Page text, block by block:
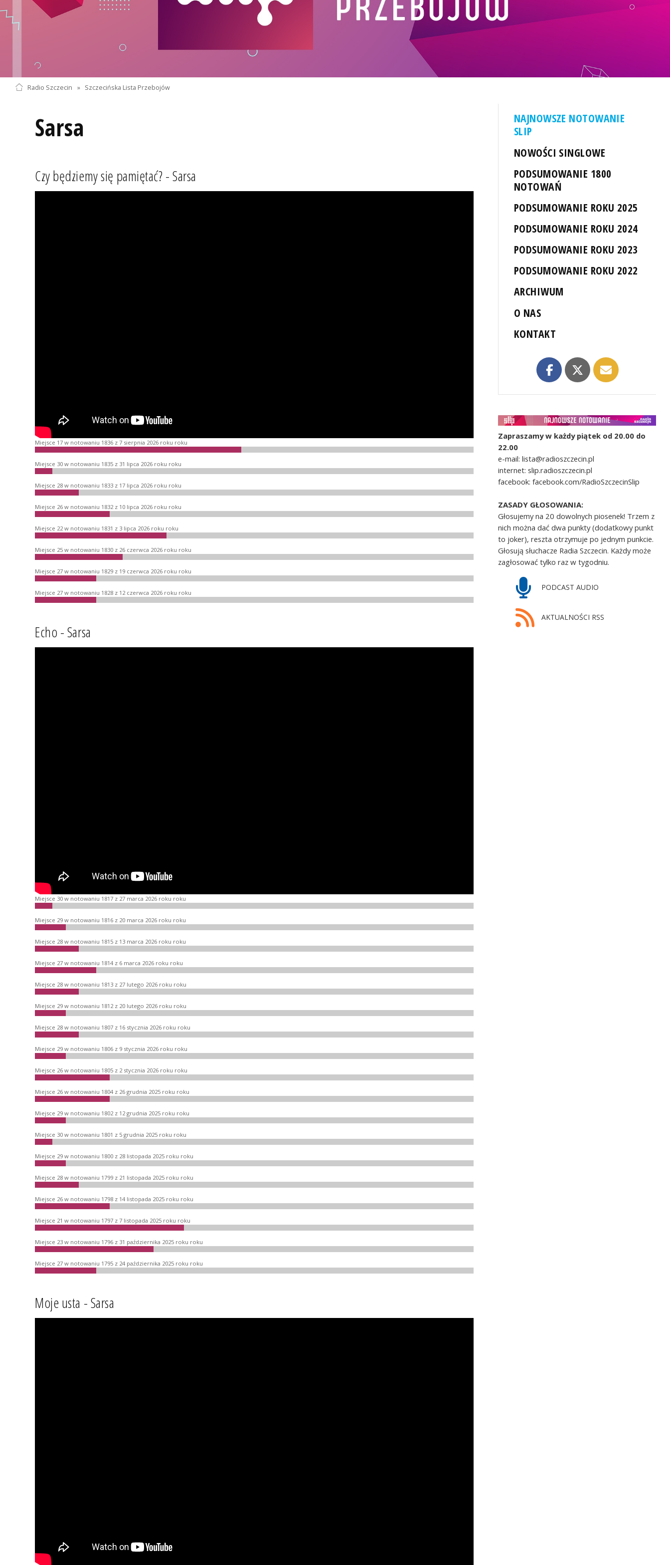
Radio Szczecin » Szczecińska Lista Przebojów
Sarsa
Czy będziemy się pamiętać? - Sarsa
Miejsce 17 w notowaniu 1836 z 7 sierpnia 2026 roku roku
Miejsce 30 w notowaniu 1835 z 31 lipca 2026 roku roku
Miejsce 28 w notowaniu 1833 z 17 lipca 2026 roku roku
Miejsce 26 w notowaniu 1832 z 10 lipca 2026 roku roku
Miejsce 22 w notowaniu 1831 z 3 lipca 2026 roku roku
Miejsce 25 w notowaniu 1830 z 26 czerwca 2026 roku roku
Miejsce 27 w notowaniu 1829 z 19 czerwca 2026 roku roku
Miejsce 27 w notowaniu 1828 z 12 czerwca 2026 roku roku
Echo - Sarsa
Miejsce 30 w notowaniu 1817 z 27 marca 2026 roku roku
Miejsce 29 w notowaniu 1816 z 20 marca 2026 roku roku
Miejsce 28 w notowaniu 1815 z 13 marca 2026 roku roku
Miejsce 27 w notowaniu 1814 z 6 marca 2026 roku roku
Miejsce 28 w notowaniu 1813 z 27 lutego 2026 roku roku
Miejsce 29 w notowaniu 1812 z 20 lutego 2026 roku roku
Miejsce 28 w notowaniu 1807 z 16 stycznia 2026 roku roku
Miejsce 29 w notowaniu 1806 z 9 stycznia 2026 roku roku
Miejsce 26 w notowaniu 1805 z 2 stycznia 2026 roku roku
Miejsce 26 w notowaniu 1804 z 26 grudnia 2025 roku roku
Miejsce 29 w notowaniu 1802 z 12 grudnia 2025 roku roku
Miejsce 30 w notowaniu 1801 z 5 grudnia 2025 roku roku
Miejsce 29 w notowaniu 1800 z 28 listopada 2025 roku roku
Miejsce 28 w notowaniu 1799 z 21 listopada 2025 roku roku
Miejsce 26 w notowaniu 1798 z 14 listopada 2025 roku roku
Miejsce 21 w notowaniu 1797 z 7 listopada 2025 roku roku
Miejsce 23 w notowaniu 1796 z 31 października 2025 roku roku
Miejsce 27 w notowaniu 1795 z 24 października 2025 roku roku
Moje usta - Sarsa
NAJNOWSZE NOTOWANIE
SLIP
NOWOŚCI SINGLOWE
PODSUMOWANIE 1800
NOTOWAŃ
PODSUMOWANIE ROKU 2025
PODSUMOWANIE ROKU 2024
PODSUMOWANIE ROKU 2023
PODSUMOWANIE ROKU 2022
ARCHIWUM
O NAS
KONTAKT
Zapraszamy w każdy piątek od 20.00 do
22.00
e-mail: lista@radioszczecin.pl
internet: slip.radioszczecin.pl
facebook: facebook.com/RadioSzczecinSlip
ZASADY GŁOSOWANIA:
Głosujemy na 20 dowolnych piosenek! Trzem z
nich można dać dwa punkty (dodatkowy punkt
to joker), reszta otrzymuje po jednym punkcie.
Głosują słuchacze Radia Szczecin. Każdy może
zagłosować tylko raz w tygodniu.
PODCAST AUDIO
AKTUALNOŚCI RSS